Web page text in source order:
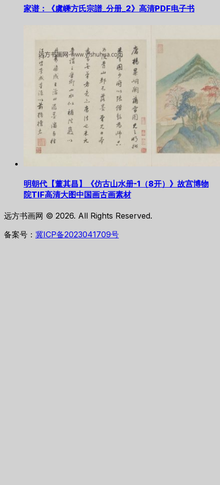
家谱：《虞嵊方氏宗譜_分册_2》高清PDF电子书
明朝代【董其昌】《仿古山水册-1（8开）》故宫博物
院TIF高清大图中国画古画素材
远方书画网 © 2026. All Rights Reserved.
备案号： 冀ICP备2023041709号